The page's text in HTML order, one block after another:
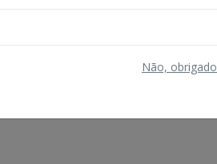
Não, obrigado
O Viajante.